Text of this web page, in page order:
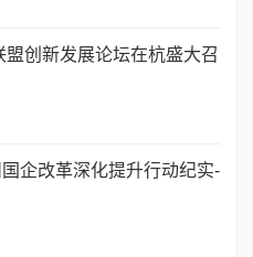
创新发展论坛在杭盛大召
企改革深化提升行动纪实-